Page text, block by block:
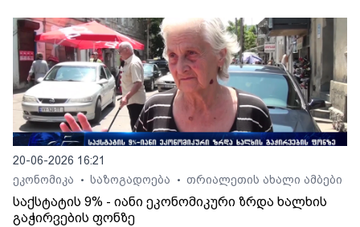
20-06-2026 16:21
ეკონომიკა
• საზოგადოება • თრიალეთის ახალი ამბები
საქსტატის 9% - იანი ეკონომიკური ზრდა ხალხის
გაჭირვების ფონზე